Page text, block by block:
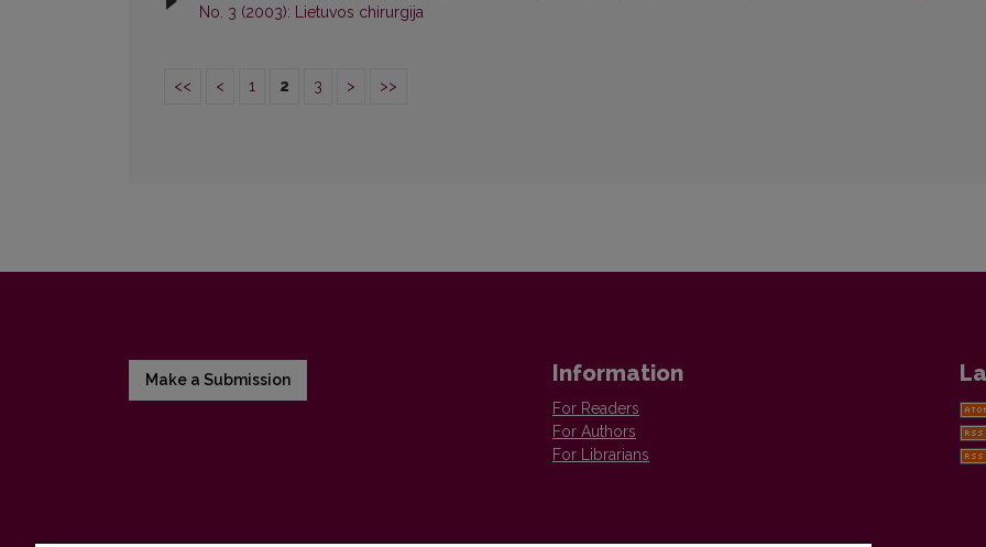
No. 3 (2003): Lietuvos chirurgija
<< < 1 2 3 > >>
Make a Submission Information
For Readers
For Authors
For Librarians